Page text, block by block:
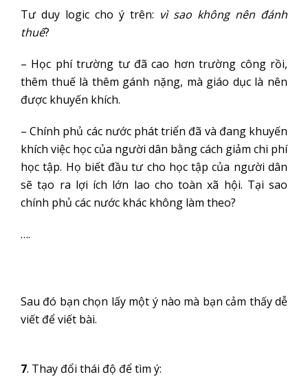
Tư duy logic cho ý trên: vì sao không nên đánh
thuế?
– Học phí trường tư đã cao hơn trường công rồi,
thêm thuế là thêm gánh nặng, mà giáo dục là nên
được khuyến khích.
– Chính phủ các nước phát triển đã và đang khuyến
khích việc học của người dân bằng cách giảm chi phí
học tập. Họ biết đầu tư cho học tập của người dân
sẽ tạo ra lợi ích lớn lao cho toàn xã hội. Tại sao
chính phủ các nước khác không làm theo?
….
Sau đó bạn chọn lấy một ý nào mà bạn cảm thấy dễ
viết để viết bài.
7. Thay đổi thái độ để tìm ý: